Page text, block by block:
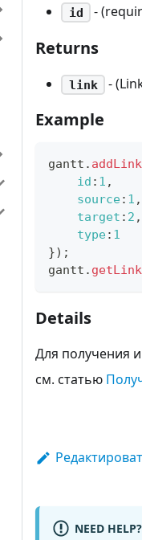
id -
Returns
link -
Example
gantt . addLink
id : 1 ,
source: 1 ,
target : 2 ,
type: 1
}) ;
gantt . getLink
Details
Для получения
см. статью
NEED HELP?